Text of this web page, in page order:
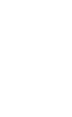
пакет 3,0 кг)